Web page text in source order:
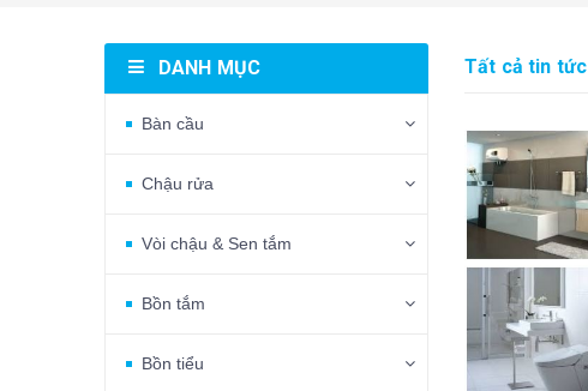
Tất cả tin tức
DANH MỤC
Bàn cầu
Chậu rửa
Vòi chậu & Sen tắm
Bồn tắm
Bồn tiểu